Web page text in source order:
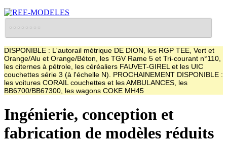
DISPONIBLE : L'autorail métrique DE DION, les RGP TEE, Vert et
Orange/Alu et Orange/Béton, les TGV Rame 5 et Tri-courant n°110,
les citernes à pétrole, les céréaliers FAUVET-GIREL et les UIC
couchettes série 3 (à l'échelle N). PROCHAINEMENT DISPONIBLE :
les voitures CORAIL couchettes et les AMBULANCES, les
BB6700/BB67300, les wagons COKE MH45
Ingénierie, conception et
fabrication de modèles réduits